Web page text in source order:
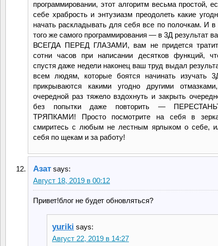
программировании, этот алгоритм весьма простой,
себе храбрость и энтузиазм преодолеть какие
начать раскладывать для себя все по полочкам. И в
того же самого программирования — в 3Д результат
ВСЕГДА ПЕРЕД ГЛАЗАМИ, вам не придется
сотни часов при написании десятков функций,
спустя даже недели наконец ваш труд выдал
всем людям, которые боятся начинать изучать
прикрываются какими угодно другими
очередной раз тяжело вздохнуть и закрыть
без попытки даже повторить —
ТРЯПКАМИ! Просто посмотрите на себя в
смиритесь с любым не лестным ярлыком о себе,
себя по щекам и за работу!
Азат says:
Август 18, 2019 в 00:12
Привет!блог не будет обновляться?
yuriki says:
Август 22, 2019 в 14:27